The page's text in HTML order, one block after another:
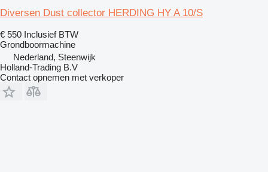
Diversen Dust collector HERDING HY A 10/S
€ 550 Inclusief BTW
Grondboormachine
Nederland, Steenwijk
Holland-Trading B.V
Contact opnemen met verkoper